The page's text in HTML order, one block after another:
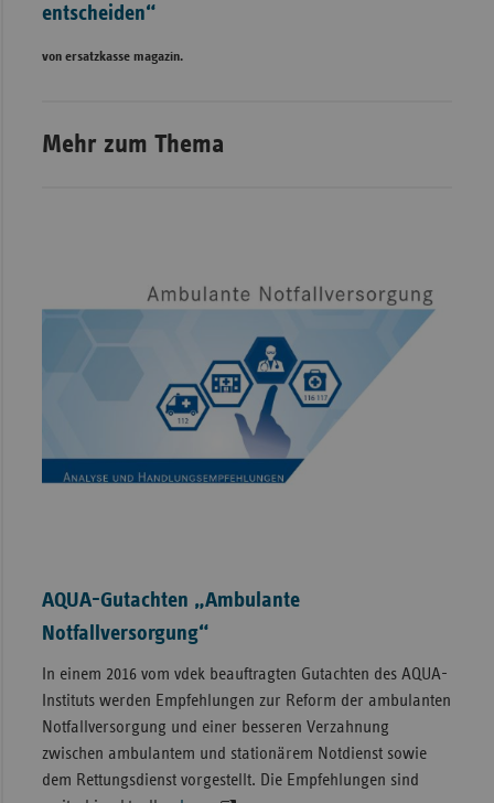
entscheiden“
von ersatzkasse magazin.
Mehr zum Thema
AQUA-Gutachten „Ambulante
Notfallversorgung“
In einem 2016 vom vdek beauftragten Gutachten des AQUA-
Instituts werden Empfehlungen zur Reform der ambulanten
Notfallversorgung und einer besseren Verzahnung
zwischen ambulantem und stationärem Notdienst sowie
dem Rettungsdienst vorgestellt. Die Empfehlungen sind